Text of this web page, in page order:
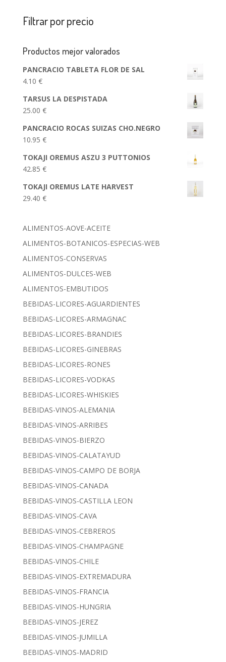
Filtrar por precio
Productos mejor valorados
PANCRACIO TABLETA FLOR DE SAL
4.10 €
TARSUS LA DESPISTADA
25.00 €
PANCRACIO ROCAS SUIZAS CHO.NEGRO
10.95 €
TOKAJI OREMUS ASZU 3 PUTTONIOS
42.85 €
TOKAJI OREMUS LATE HARVEST
29.40 €
ALIMENTOS-AOVE-ACEITE
ALIMENTOS-BOTANICOS-ESPECIAS-WEB
ALIMENTOS-CONSERVAS
ALIMENTOS-DULCES-WEB
ALIMENTOS-EMBUTIDOS
BEBIDAS-LICORES-AGUARDIENTES
BEBIDAS-LICORES-ARMAGNAC
BEBIDAS-LICORES-BRANDIES
BEBIDAS-LICORES-GINEBRAS
BEBIDAS-LICORES-RONES
BEBIDAS-LICORES-VODKAS
BEBIDAS-LICORES-WHISKIES
BEBIDAS-VINOS-ALEMANIA
BEBIDAS-VINOS-ARRIBES
BEBIDAS-VINOS-BIERZO
BEBIDAS-VINOS-CALATAYUD
BEBIDAS-VINOS-CAMPO DE BORJA
BEBIDAS-VINOS-CANADA
BEBIDAS-VINOS-CASTILLA LEON
BEBIDAS-VINOS-CAVA
BEBIDAS-VINOS-CEBREROS
BEBIDAS-VINOS-CHAMPAGNE
BEBIDAS-VINOS-CHILE
BEBIDAS-VINOS-EXTREMADURA
BEBIDAS-VINOS-FRANCIA
BEBIDAS-VINOS-HUNGRIA
BEBIDAS-VINOS-JEREZ
BEBIDAS-VINOS-JUMILLA
BEBIDAS-VINOS-MADRID